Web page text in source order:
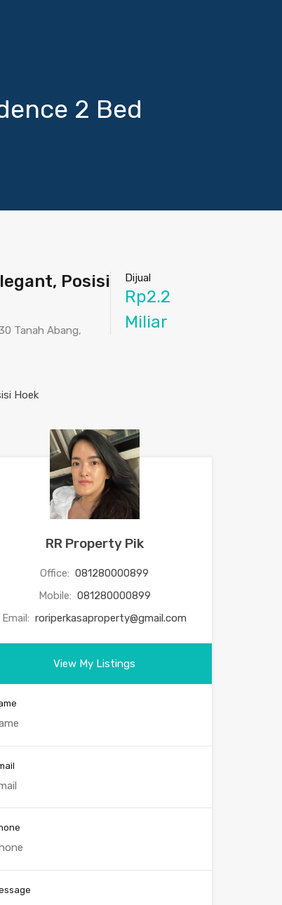
2 Bed
Posisi
Tanah Abang,
Dijual
Rp2.2
Miliar
RR Property Pik
Office: 081280000899
Mobile: 081280000899
Email: roriperkasaproperty@gmail.com
View My Listings